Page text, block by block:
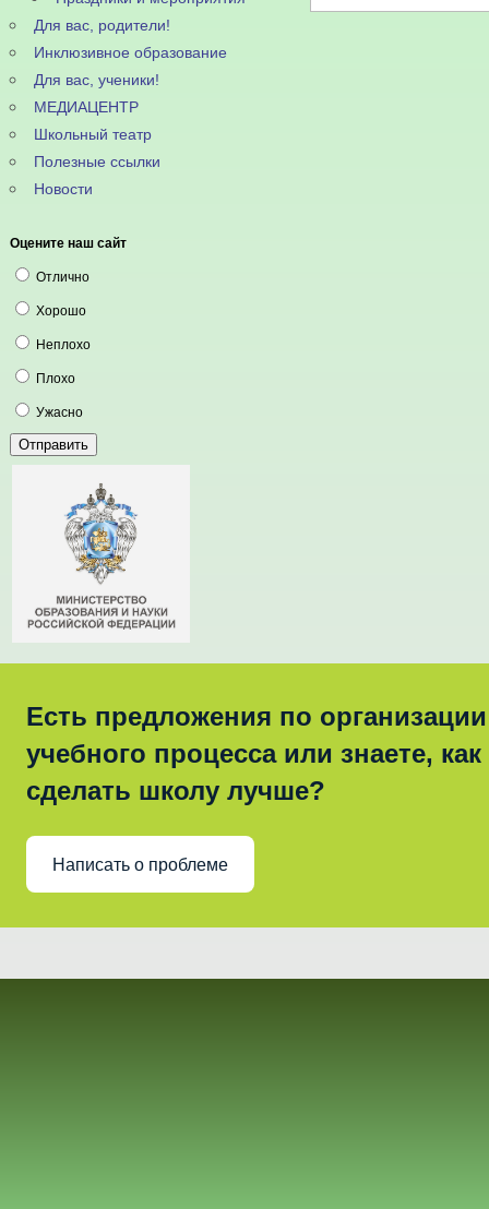
Для вас, родители!
Инклюзивное образование
Для вас, ученики!
МЕДИАЦЕНТР
Школьный театр
Полезные ссылки
Новости
Оцените наш сайт
Отлично
Хорошо
Неплохо
Плохо
Ужасно
Есть предложения по организации
учебного процесса или знаете, как
сделать школу лучше?
Написать о проблеме